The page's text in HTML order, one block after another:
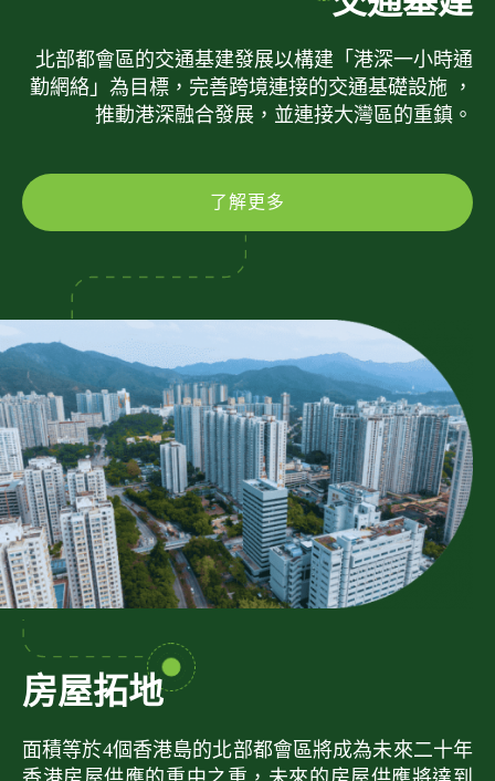
北部都會區的交通基建發展以構建「港深一小時通
勤網絡」為目標，完善跨境連接的交通基礎設施 ，
推動港深融合發展，並連接大灣區的重鎮。
了解更多
房屋拓地
面積等於4個香港島的北部都會區將成為未來二十年